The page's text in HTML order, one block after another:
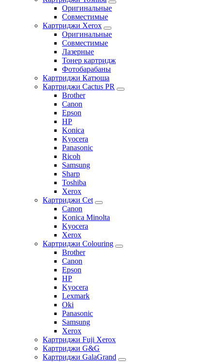
Оригинальные
Совместимые
Картриджи Xerox
Оригинальные
Совместимые
Лазерные
Тонер картридж
Фотобарабаны
Картриджи Катюша
Картриджи Cactus PR
Brother
Canon
Epson
HP
Konica
Kyocera
Panasonic
Ricoh
Samsung
Sharp
Toshiba
Xerox
Картриджи Cet
Canon
Konica Minolta
Kyocera
Xerox
Картриджи Colouring
Brother
Canon
Epson
HP
Kyocera
Lexmark
Oki
Panasonic
Samsung
Xerox
Картриджи Fuji Xerox
Картриджи G&G
Картриджи GalaGrand